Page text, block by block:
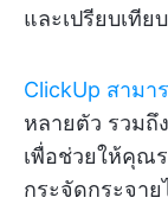
และเปรียบเที
ClickUp สามา
หลายตัว รวมถึง
เพื่อช่วยให้คุณ
กระจัดกระจาย